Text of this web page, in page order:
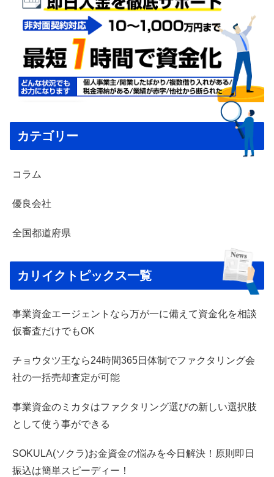
カテゴリー
コラム
優良会社
全国都道府県
カリイクトピックス一覧
事業資金エージェントなら万が一に備えて資金化を相談
仮審査だけでもOK
チョウタツ王なら24時間365日体制でファクタリング会
社の一括売却査定が可能
事業資金のミカタはファクタリング選びの新しい選択肢
として使う事ができる
SOKULA(ソクラ)お金資金の悩みを今日解決！原則即日
振込は簡単スピーディー！